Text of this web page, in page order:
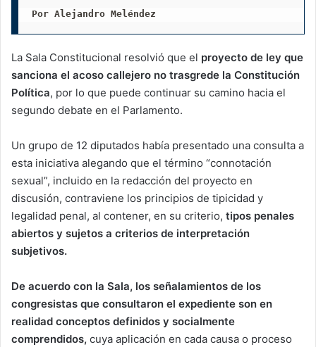
Por Alejandro Meléndez
La Sala Constitucional resolvió que el proyecto de ley que
sanciona el acoso callejero no trasgrede la Constitución
Política, por lo que puede continuar su camino hacia el
segundo debate en el Parlamento.
Un grupo de 12 diputados había presentado una consulta a
esta iniciativa alegando que el término “connotación
sexual”, incluido en la redacción del proyecto en
discusión, contraviene los principios de tipicidad y
legalidad penal, al contener, en su criterio, tipos penales
abiertos y sujetos a criterios de interpretación
subjetivos.
De acuerdo con la Sala, los señalamientos de los
congresistas que consultaron el expediente son en
realidad conceptos definidos y socialmente
comprendidos, cuya aplicación en cada causa o proceso